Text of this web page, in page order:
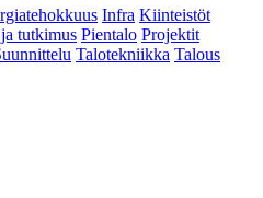
Infra Kiinteistöt
tutkimus Pientalo Projektit
Talotekniikka Talous